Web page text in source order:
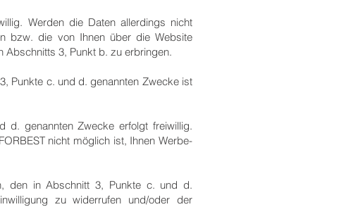
Werden die Daten allerdings nicht
bzw. die von Ihnen über die Website
Abschnitts 3, Punkt b. zu erbringen.
Punkte c. und d. genannten Zwecke ist
d. genannten Zwecke erfolgt freiwillig.
nicht möglich ist, Ihnen Werbe-
den in Abschnitt 3, Punkte c. und d.
zu widerrufen und/oder der